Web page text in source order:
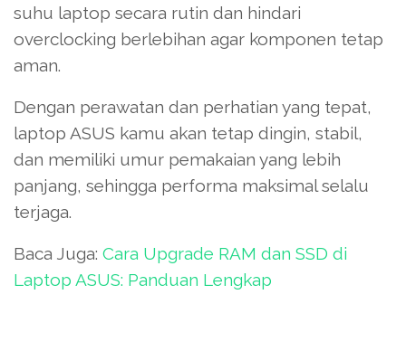
suhu laptop secara rutin dan hindari
overclocking berlebihan agar komponen tetap
aman.
Dengan perawatan dan perhatian yang tepat,
laptop ASUS kamu akan tetap dingin, stabil,
dan memiliki umur pemakaian yang lebih
panjang, sehingga performa maksimal selalu
terjaga.
Baca Juga: Cara Upgrade RAM dan SSD di
Laptop ASUS: Panduan Lengkap